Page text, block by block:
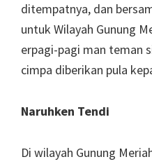
ditempatnya, dan
untuk Wilayah Gunung
erpagi-pagi man teman
cimpa diberikan pula
Naruhken Tendi
Di wilayah Gunung